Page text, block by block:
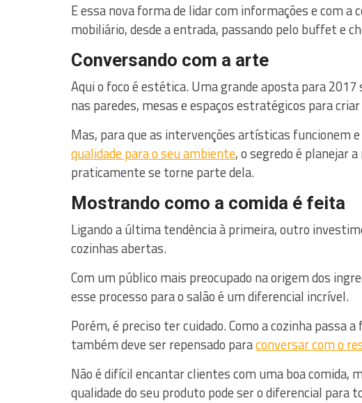
E essa nova forma de lidar com informações e com
mobiliário, desde a entrada, passando pelo buffet e
Conversando com a arte
Aqui o foco é estética. Uma grande aposta para
nas paredes, mesas e espaços estratégicos para
Mas, para que as intervenções artísticas funcionem
qualidade para o seu ambiente, o segredo é planejar
praticamente se torne parte dela.
Mostrando como a comida é feita
Ligando a última tendência à primeira, outro
cozinhas abertas.
Com um público mais preocupado na origem dos
esse processo para o salão é um diferencial incrível.
Porém, é preciso ter cuidado. Como a cozinha passa
também deve ser repensado paraconversar com o
Não é difícil encantar clientes com uma boa comida,
qualidade do seu produto pode ser o diferencial para